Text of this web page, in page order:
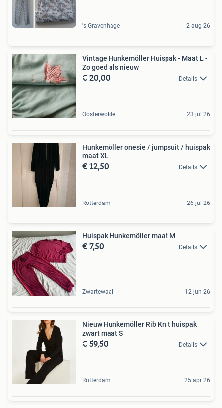
's-Gravenhage 2 aug 26
Vintage Hunkemöller Huispak - Maat L -
Zo goed als nieuw
€ 20,00 Details
Oosterwolde 23 jul 26
Hunkemöller onesie / jumpsuit / huispak
maat XL
€ 12,50 Details
Rotterdam 26 jul 26
Huispak Hunkemöller maat M
€ 7,50 Details
Zwartewaal 12 jun 26
Nieuw Hunkemöller Rib Knit huispak
zwart maat S
€ 59,50 Details
Rotterdam 25 apr 26